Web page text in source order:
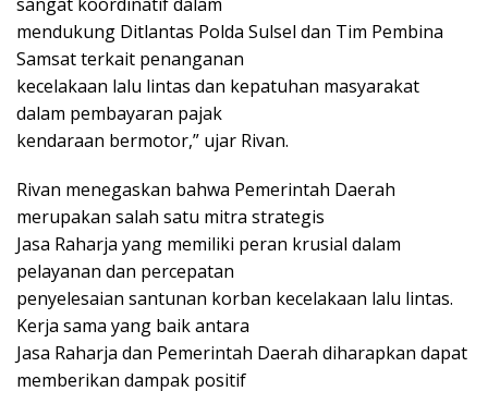
sangat koordinatif dalam
mendukung Ditlantas Polda Sulsel dan Tim Pembina
Samsat terkait penanganan
kecelakaan lalu lintas dan kepatuhan masyarakat
dalam pembayaran pajak
kendaraan bermotor,” ujar Rivan.
Rivan menegaskan bahwa Pemerintah Daerah
merupakan salah satu mitra strategis
Jasa Raharja yang memiliki peran krusial dalam
pelayanan dan percepatan
penyelesaian santunan korban kecelakaan lalu lintas.
Kerja sama yang baik antara
Jasa Raharja dan Pemerintah Daerah diharapkan dapat
memberikan dampak positif